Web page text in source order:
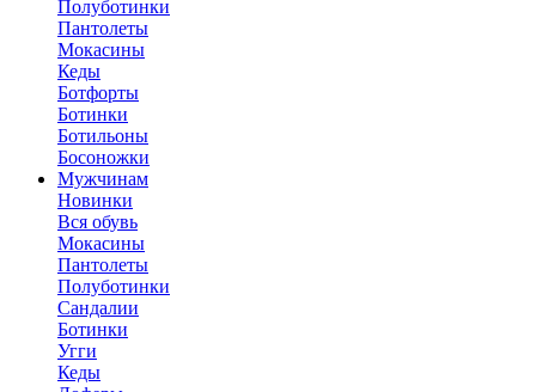
Полуботинки
Пантолеты
Мокасины
Кеды
Ботфорты
Ботинки
Ботильоны
Босоножки
Мужчинам
Новинки
Вся обувь
Мокасины
Пантолеты
Полуботинки
Сандалии
Ботинки
Угги
Кеды